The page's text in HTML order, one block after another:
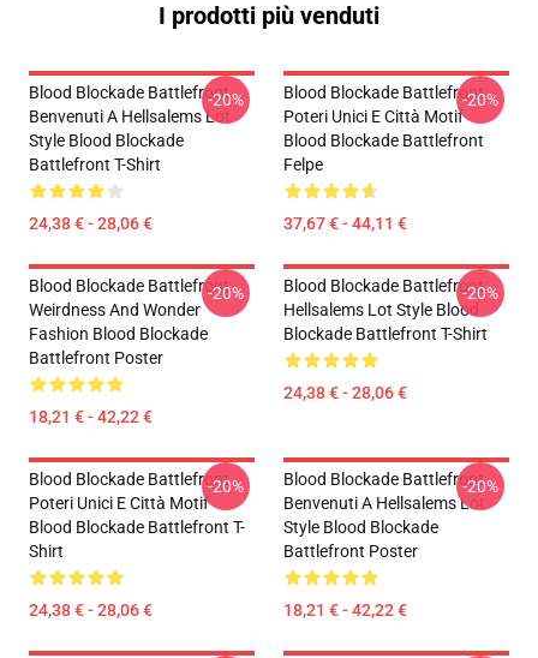
I prodotti più venduti
Blood Blockade Battlefront
Benvenuti A Hellsalems Lot
Style Blood Blockade
Battlefront T-Shirt
24,38 € - 28,06 €
-20%
Blood Blockade Battlefront
Poteri Unici E Città Motif
Blood Blockade Battlefront
Felpe
37,67 € - 44,11 €
-20%
Blood Blockade Battlefront
Weirdness And Wonder
Fashion Blood Blockade
Battlefront Poster
18,21 € - 42,22 €
-20%
Blood Blockade Battlefront
Hellsalems Lot Style Blood
Blockade Battlefront T-Shirt
24,38 € - 28,06 €
-20%
Blood Blockade Battlefront
Poteri Unici E Città Motif
Blood Blockade Battlefront T-
Shirt
24,38 € - 28,06 €
-20%
Blood Blockade Battlefront
Benvenuti A Hellsalems Lot
Style Blood Blockade
Battlefront Poster
18,21 € - 42,22 €
-20%